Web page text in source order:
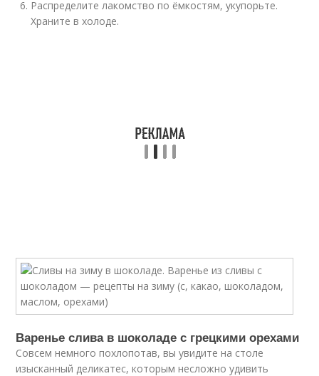
Распределите лакомство по ёмкостям, укупорьте.
Храните в холоде.
Варенье слива в шоколаде с грецкими орехами
Совсем немного похлопотав, вы увидите на столе
изысканный деликатес, которым несложно удивить